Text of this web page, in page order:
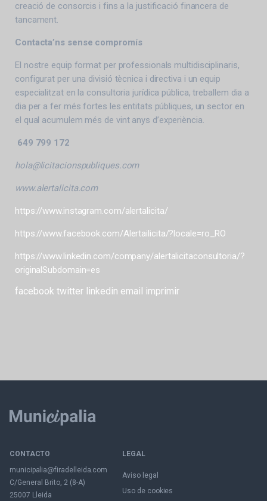
creació de consorcis i fins a la justificació financera de
tancament.
Contacta’ns sense compromís
El nostre equip format per professionals multidisciplinaris,
configurat per una divisió tècnica i directiva i un equip
especialitzat en la consultoria jurídica pública, treballem dia a
dia per a fer més fortes les entitats públiques, un sector en
el qual acumulem més de vint anys d’experiència.
649 799 172
hola@licitacionspubliques.com
www.alertalicita.com
https://www.instagram.com/alertalicita/
https://www.facebook.com/Alertailicita/?locale=ro_RO
https://www.linkedin.com/company/alertalicitaconsultoria/?
originalSubdomain=es
facebook twitter linkedin email imprimir
CONTACTO
municipalia@firadelleida.com
C/General Brito, 2 (8-A)
25007 Lleida
LEGAL
Aviso legal
Uso de cookies